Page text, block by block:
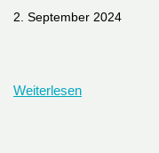
2. September 2024
Weiterlesen